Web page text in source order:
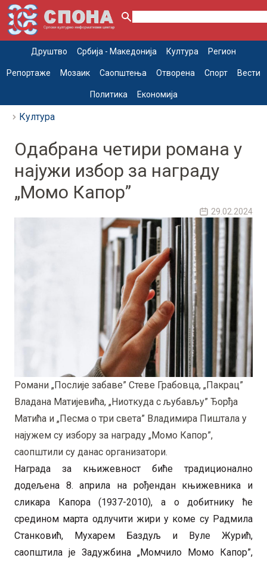
Друштво Србија - Македонија Култура Регион
Репортаже Мозаик Саопштења Отворена Спорт Вести
Политика Економија
Култура
Одабрана четири романа у
најужи избор за награду
„Момо Капор”
29.02.2024
Романи „Послије забаве” Стеве Грабовца, „Пакрац”
Владана Матијевића, „Ниоткуда с љубављу” Ђорђа
Матића и „Песма о три света” Владимира Пиштала у
најужем су избору за награду „Момо Капор”,
саопштили су данас организатори.
Награда за књижевност биће традиционално
додељена 8. априла на рођендан књижевника и
сликара Капора (1937-2010), а о добитнику ће
средином марта одлучити жири у коме су Радмила
Станковић, Мухарем Баздуљ и Вуле Журић,
саопштила је Задужбина „Момчило Момо Капор”,